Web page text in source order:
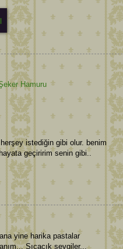
Hamuru
istediğin gibi olur. benim
geçiririm senin gibi..
yine harika pastalar
Sıcacık sevgiler...